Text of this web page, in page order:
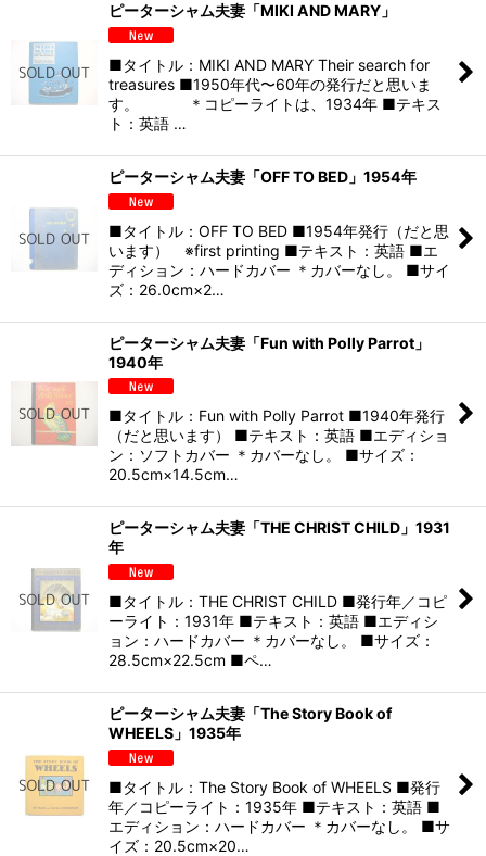
ピーターシャム夫妻「MIKI AND MARY」
■タイトル：MIKI AND MARY Their search for
treasures ■1950年代〜60年の発行だと思いま
す。 ＊コピーライトは、1934年 ■テキス
ト：英語 …
ピーターシャム夫妻「OFF TO BED」1954年
■タイトル：OFF TO BED ■1954年発行（だと思
います） ※first printing ■テキスト：英語 ■エ
ディション：ハードカバー ＊カバーなし。 ■サイ
ズ：26.0cm×2…
ピーターシャム夫妻「Fun with Polly Parrot」
1940年
■タイトル：Fun with Polly Parrot ■1940年発行
（だと思います） ■テキスト：英語 ■エディショ
ン：ソフトカバー ＊カバーなし。 ■サイズ：
20.5cm×14.5cm…
ピーターシャム夫妻「THE CHRIST CHILD」1931
年
■タイトル：THE CHRIST CHILD ■発行年／コピ
ーライト：1931年 ■テキスト：英語 ■エディシ
ョン：ハードカバー ＊カバーなし。 ■サイズ：
28.5cm×22.5cm ■ペ…
ピーターシャム夫妻「The Story Book of
WHEELS」1935年
■タイトル：The Story Book of WHEELS ■発行
年／コピーライト：1935年 ■テキスト：英語 ■
エディション：ハードカバー ＊カバーなし。 ■サ
イズ：20.5cm×20…